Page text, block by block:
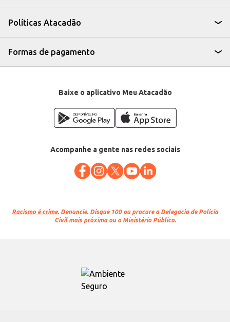
Políticas Atacadão
Formas de pagamento
Baixe o aplicativo Meu Atacadão
Acompanhe a gente nas redes sociais
Racismo é crime. Denuncie. Disque 100 ou procure a Delegacia de Polícia
Civil mais próxima ou o Ministério Público.